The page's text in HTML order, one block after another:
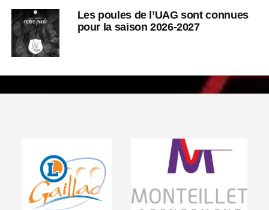
Les poules de l’UAG sont connues
pour la saison 2026-2027